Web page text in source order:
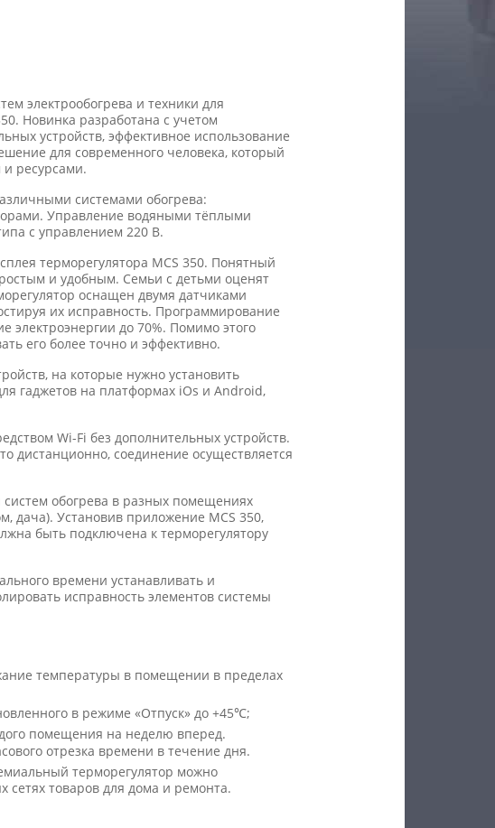
электрообогрева и техники для
Новинка разработана с учетом
устройств, эффективное использование
для современного человека, который
ресурсами.
системами обогрева:
Управление водяными тёплыми
с управлением 220 В.
терморегулятора MCS 350. Понятный
и удобным. Семьи с детьми оценят
оснащен двумя датчиками
их исправность. Программирование
электроэнергии до 70%. Помимо этого
его более точно и эффективно.
на которые нужно установить
гаджетов на платформах iOs и Android,
Wi-Fi без дополнительных устройств.
дистанционно, соединение осуществляется
обогрева в разных помещениях
дача). Установив приложение MCS 350,
быть подключена к терморегулятору
времени устанавливать и
исправность элементов системы
температуры в помещении в пределах
в режиме «Отпуск» до +45℃;
помещения на неделю вперед.
отрезка времени в течение дня.
терморегулятор можно
сетях товаров для дома и ремонта.